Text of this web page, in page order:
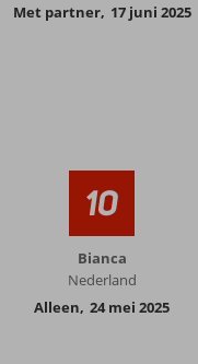
Met partner, 17 juni 2025
10
Bianca
Nederland
Alleen, 24 mei 2025